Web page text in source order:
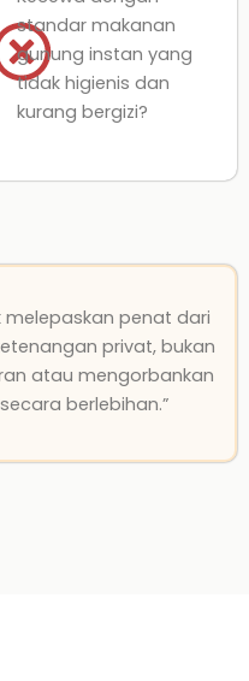
standar makanan
gunung instan yang
tidak higienis dan
kurang bergizi?
melepaskan penat dari
privat, bukan
atau mengorbankan
berlebihan.”